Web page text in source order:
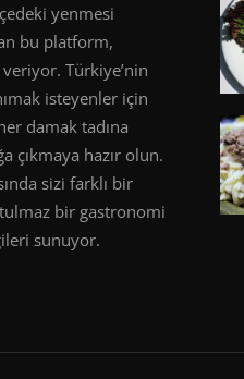
yenmesi
bu platform,
Türkiye’nin
isteyenler için
damak tadına
çıkmaya hazır olun.
sizi farklı bir
bir gastronomi
sunuyor.